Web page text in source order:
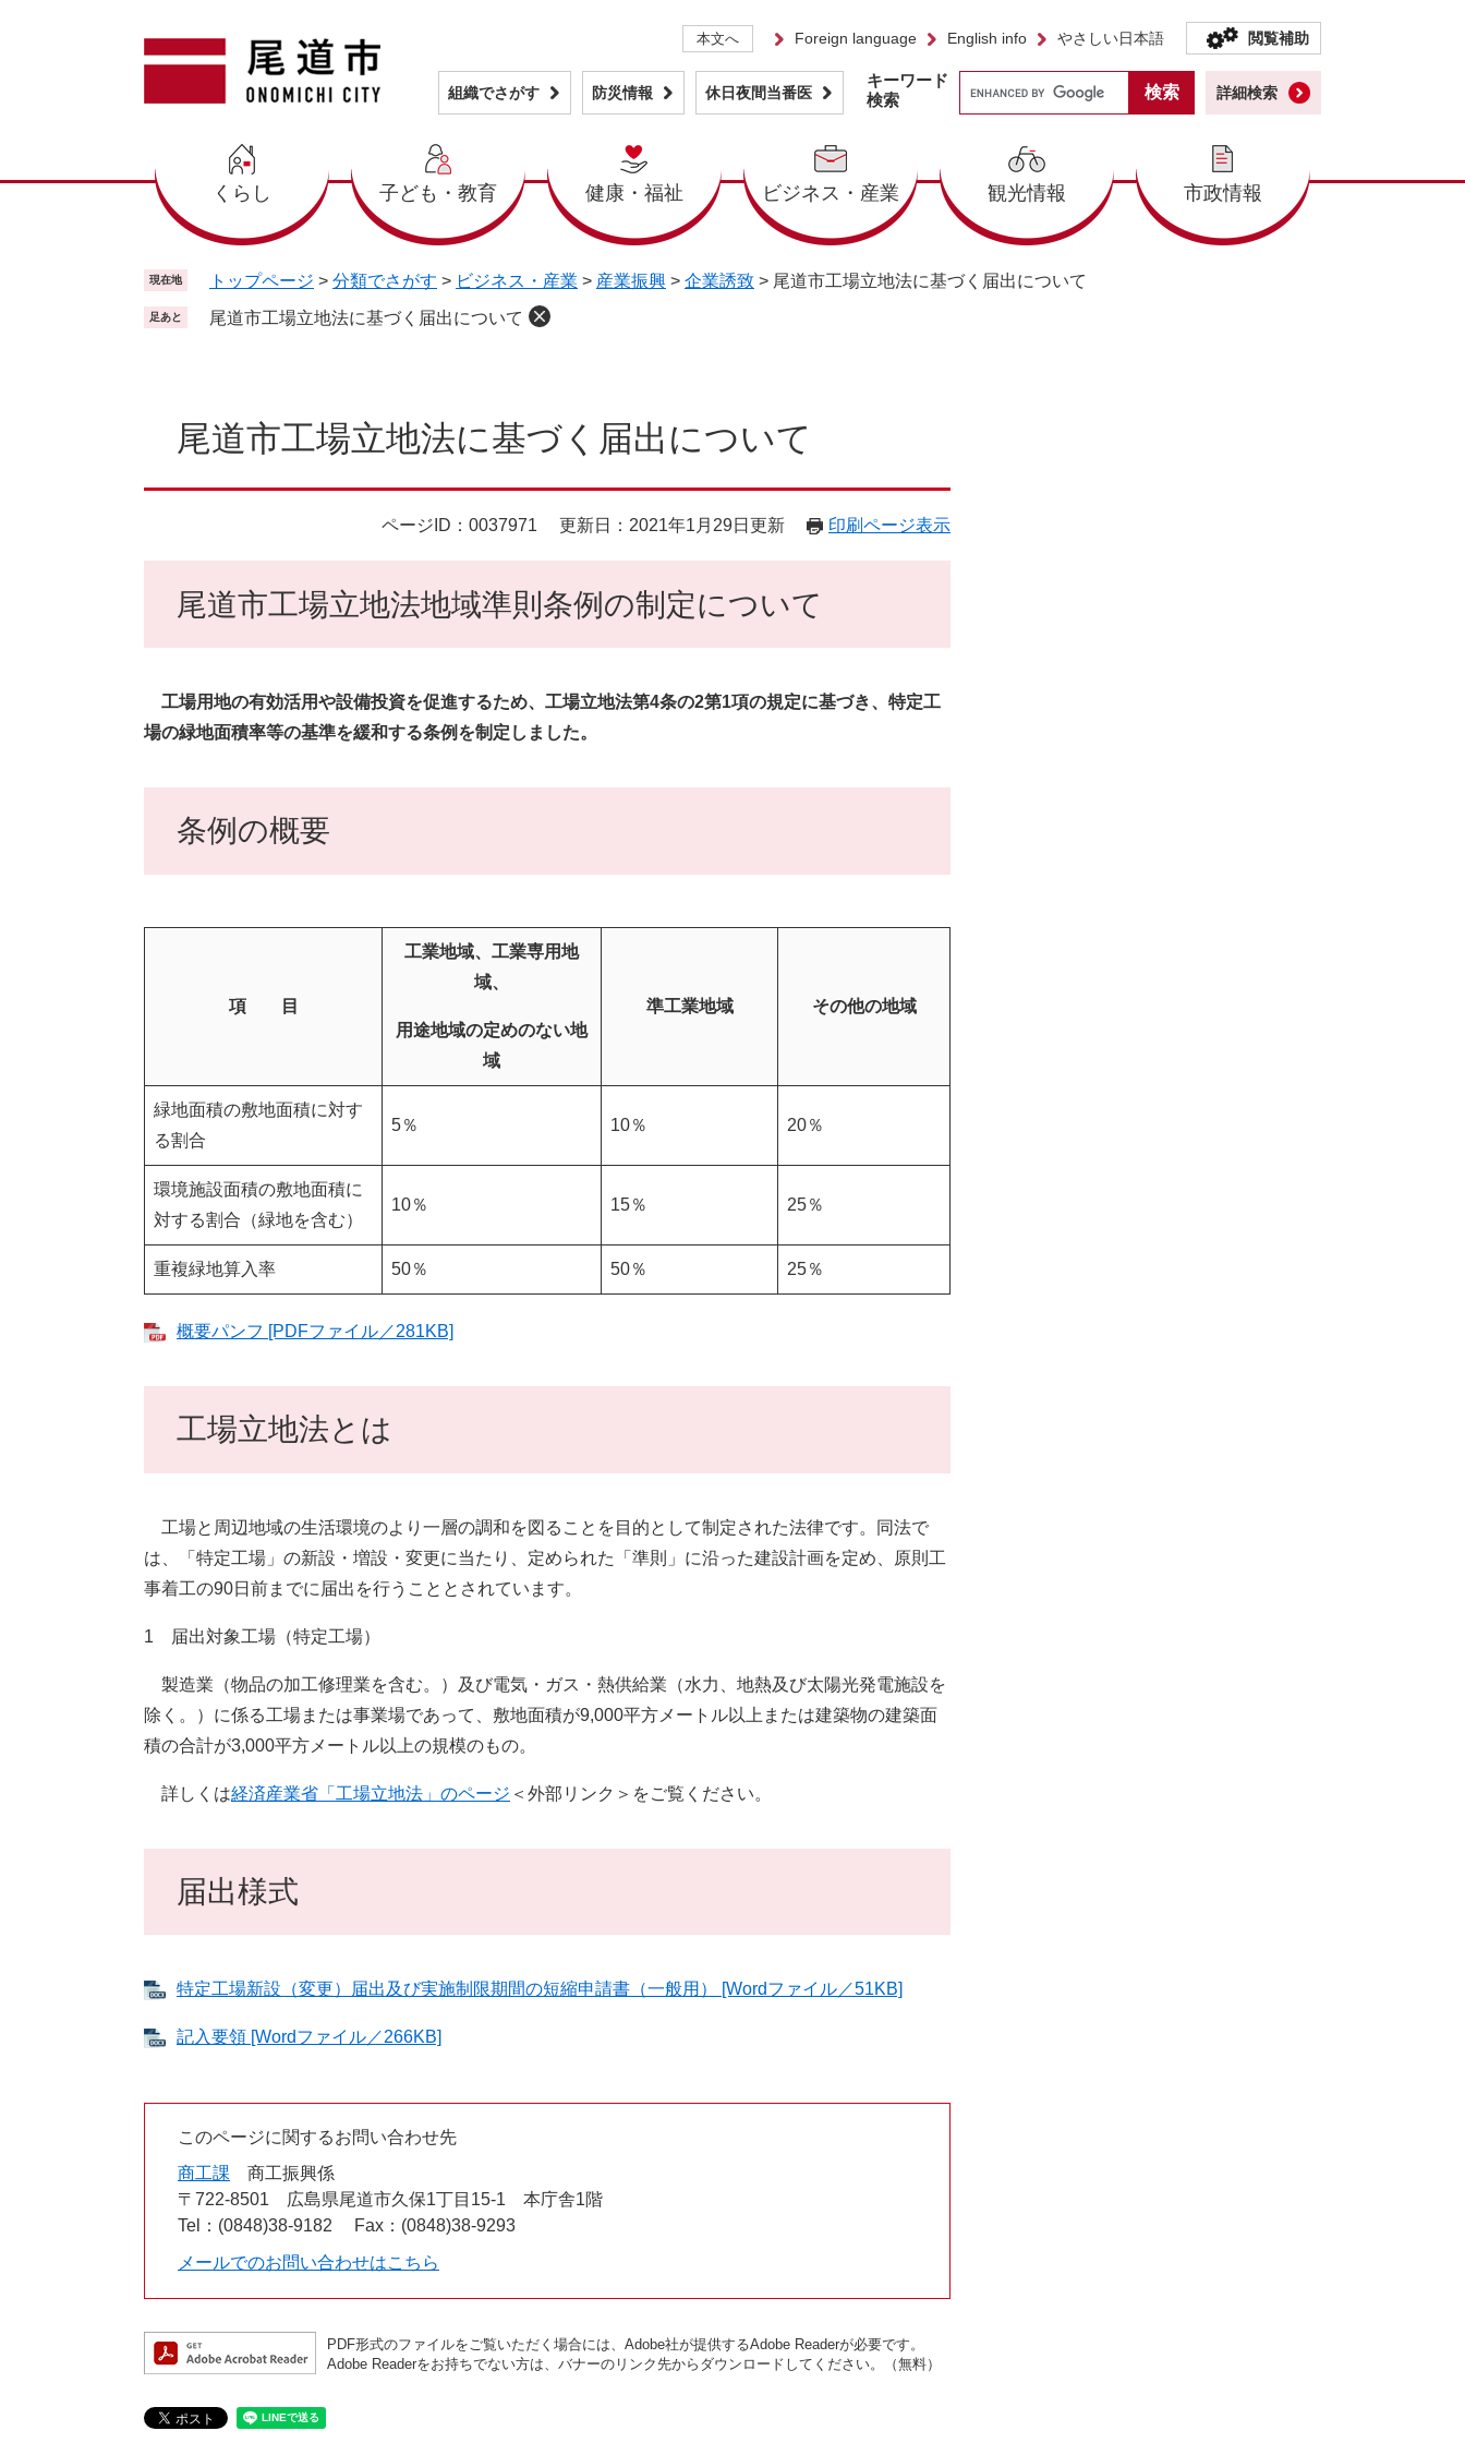
本文へ Foreign language English info やさしい日本語 閲覧補助
組織でさがす 防災情報 休日夜間当番医
くらし 子ども・教育 健康・福祉 ビジネス・産業 観光情報 市政情報
キーワード
検索
詳細検索
現在地 トップページ > 分類でさがす > ビジネス・産業 > 産業振興 > 企業誘致 > 尾道市工場立地法に基づく届出について
足あと 尾道市工場立地法に基づく届出について
尾道市工場立地法に基づく届出について
ページID：0037971 更新日：2021年1月29日更新 印刷ページ表示
尾道市工場立地法地域準則条例の制定について
工場用地の有効活用や設備投資を促進するため、工場立地法第4条の2第1項の規定に基づき、特定工
場の緑地面積率等の基準を緩和する条例を制定しました。
条例の概要
項 目
工業地域、工業専用地
域、
用途地域の定めのない地
域
準工業地域 その他の地域
緑地面積の敷地面積に対す
る割合
5％ 10％ 20％
環境施設面積の敷地面積に
対する割合（緑地を含む）
10％ 15％ 25％
重複緑地算入率 50％ 50％ 25％
概要パンフ [PDFファイル／281KB]
工場立地法とは
工場と周辺地域の生活環境のより一層の調和を図ることを目的として制定された法律です。同法で
は、「特定工場」の新設・増設・変更に当たり、定められた「準則」に沿った建設計画を定め、原則工
事着工の90日前までに届出を行うこととされています。
1 届出対象工場（特定工場）
製造業（物品の加工修理業を含む。）及び電気・ガス・熱供給業（水力、地熱及び太陽光発電施設を
除く。）に係る工場または事業場であって、敷地面積が9,000平方メートル以上または建築物の建築面
積の合計が3,000平方メートル以上の規模のもの。
詳しくは経済産業省「工場立地法」のページ ＜外部リンク＞ をご覧ください。
届出様式
特定工場新設（変更）届出及び実施制限期間の短縮申請書（一般用） [Wordファイル／51KB]
記入要領 [Wordファイル／266KB]
このページに関するお問い合わせ先
商工課
商工振興係
〒722-8501
広島県尾道市久保1丁目15-1 本庁舎1階
Tel：(0848)38-9182
Fax：(0848)38-9293
メールでのお問い合わせはこちら
PDF形式のファイルをご覧いただく場合には、Adobe社が提供するAdobe Readerが必要です。
Adobe Readerをお持ちでない方は、バナーのリンク先からダウンロードしてください。（無料）